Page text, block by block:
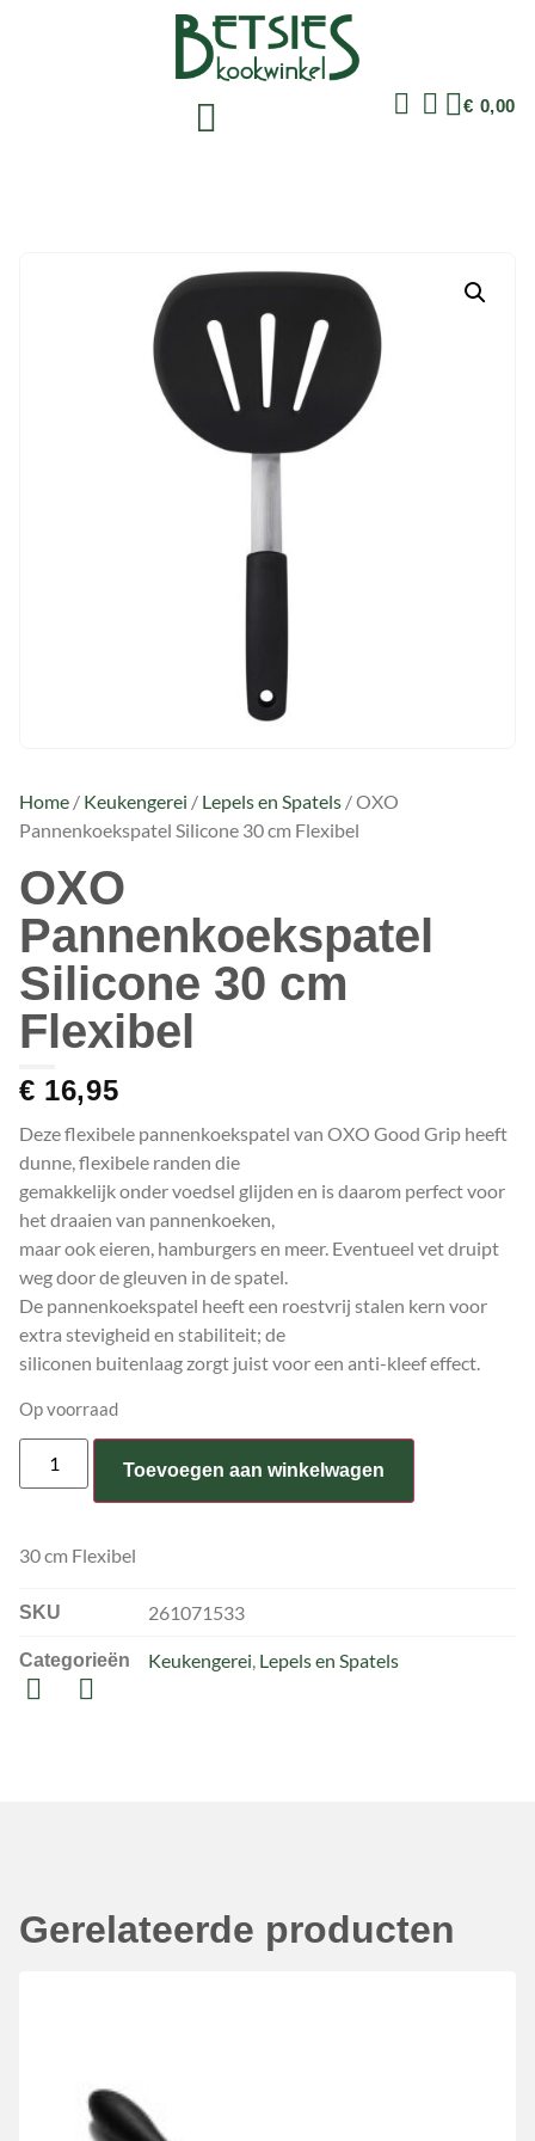
€ 0,00
Home / Keukengerei / Lepels en Spatels / OXO
Pannenkoekspatel Silicone 30 cm Flexibel
OXO
Pannenkoekspatel
Silicone 30 cm
Flexibel
€ 16,95
Deze flexibele pannenkoekspatel van OXO Good Grip heeft
dunne, flexibele randen die
gemakkelijk onder voedsel glijden en is daarom perfect voor
het draaien van pannenkoeken,
maar ook eieren, hamburgers en meer. Eventueel vet druipt
weg door de gleuven in de spatel.
De pannenkoekspatel heeft een roestvrij stalen kern voor
extra stevigheid en stabiliteit; de
siliconen buitenlaag zorgt juist voor een anti-kleef effect.
Op voorraad
Toevoegen aan winkelwagen
30 cm Flexibel
SKU 261071533
Categorieën Keukengerei Lepels en Spatels
Gerelateerde producten